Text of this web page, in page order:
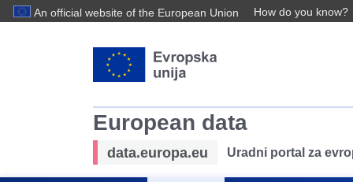
An official website of the European Union How do you know?
European data
data.europa.eu Uradni portal za